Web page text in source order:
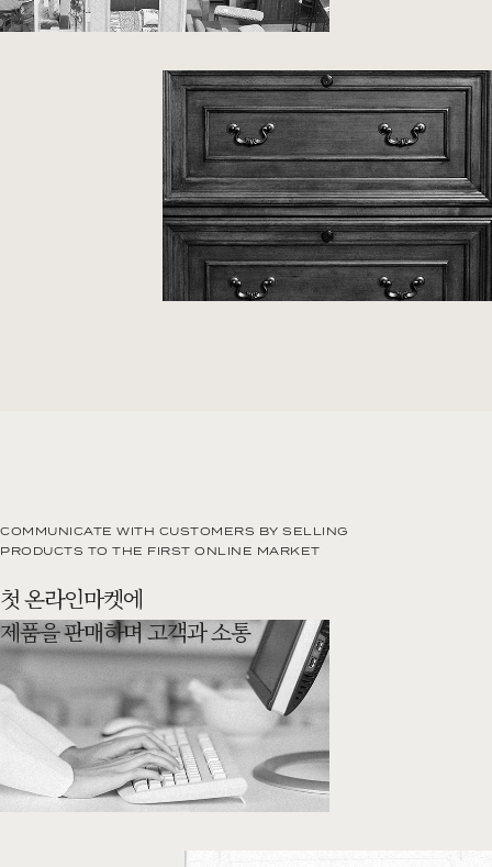
2016
COMMUNICATE WITH CUSTOMERS BY SELLING
PRODUCTS TO THE FIRST ONLINE MARKET
첫 온라인마켓에
제품을 판매하며 고객과 소통